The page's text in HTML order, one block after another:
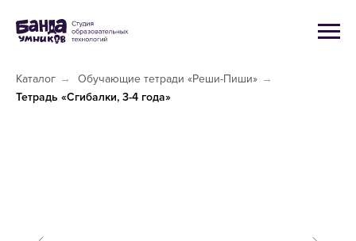
Каталог → Обучающие тетради «Реши-Пиши» →
Тетрадь «Сгибалки, 3-4 года»